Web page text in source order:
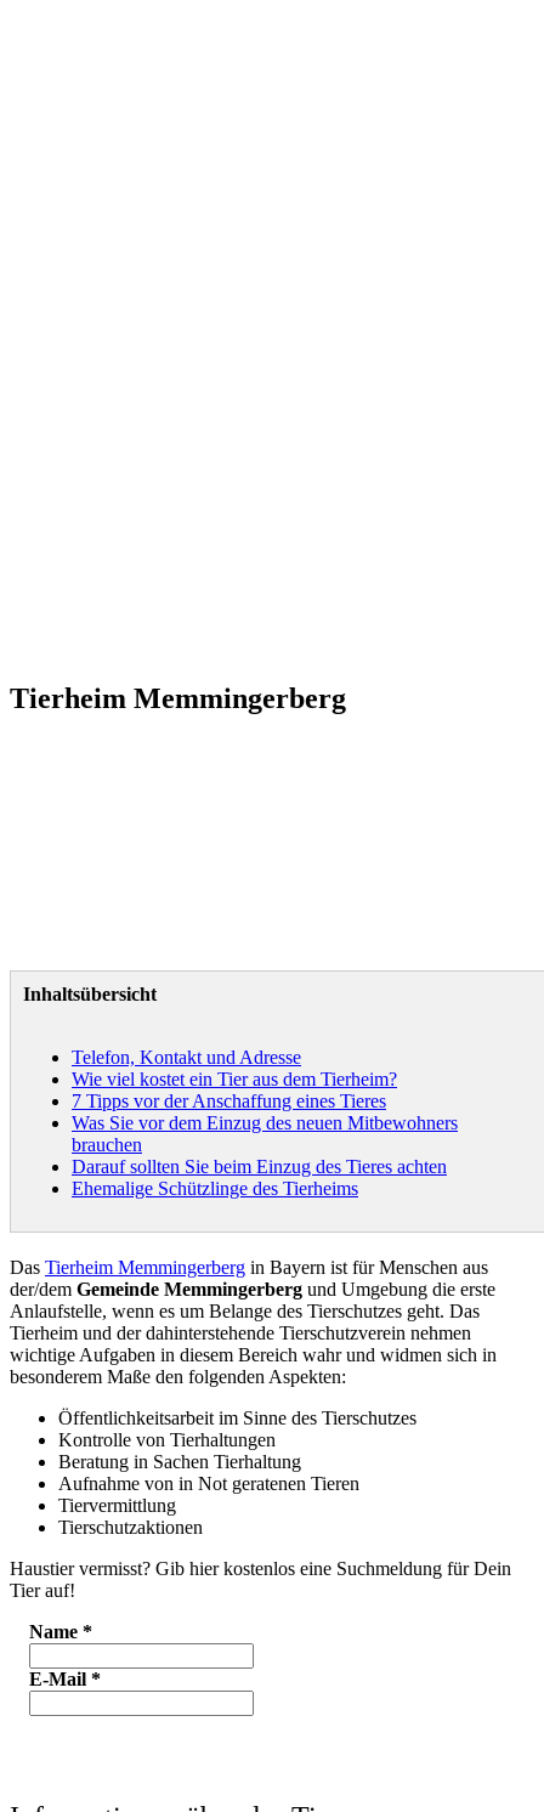
Tierheim Memmingerberg
Inhaltsübersicht
Telefon, Kontakt und Adresse
Wie viel kostet ein Tier aus dem Tierheim?
7 Tipps vor der Anschaffung eines Tieres
Was Sie vor dem Einzug des neuen Mitbewohners
brauchen
Darauf sollten Sie beim Einzug des Tieres achten
Ehemalige Schützlinge des Tierheims
Das Tierheim Memmingerberg in Bayern ist für Menschen aus
der/dem Gemeinde Memmingerberg und Umgebung die erste
Anlaufstelle, wenn es um Belange des Tierschutzes geht. Das
Tierheim und der dahinterstehende Tierschutzverein nehmen
wichtige Aufgaben in diesem Bereich wahr und widmen sich in
besonderem Maße den folgenden Aspekten:
Öffentlichkeitsarbeit im Sinne des Tierschutzes
Kontrolle von Tierhaltungen
Beratung in Sachen Tierhaltung
Aufnahme von in Not geratenen Tieren
Tiervermittlung
Tierschutzaktionen
Haustier vermisst? Gib hier kostenlos eine Suchmeldung für Dein
Tier auf!
Name *
E-Mail *